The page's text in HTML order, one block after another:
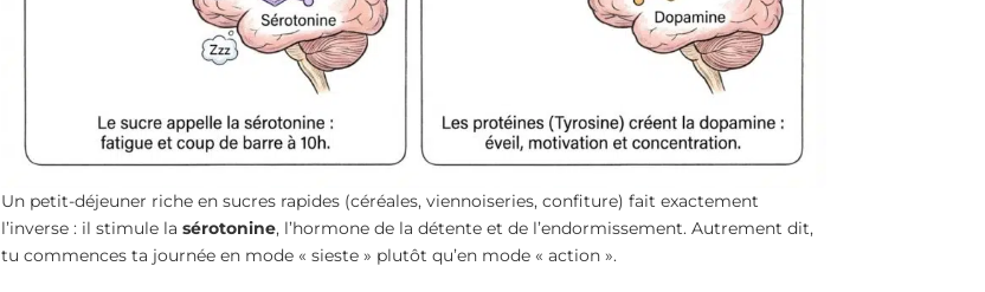
Un petit-déjeuner riche en sucres rapides (céréales, viennoiseries, confiture) fait exactement
l’inverse : il stimule la sérotonine, l’hormone de la détente et de l’endormissement. Autrement dit,
tu commences ta journée en mode « sieste » plutôt qu’en mode « action ».